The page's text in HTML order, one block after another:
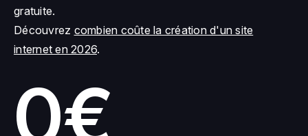
gratuite.
Découvrez combien coûte la création d'un site
internet en 2026.
0€